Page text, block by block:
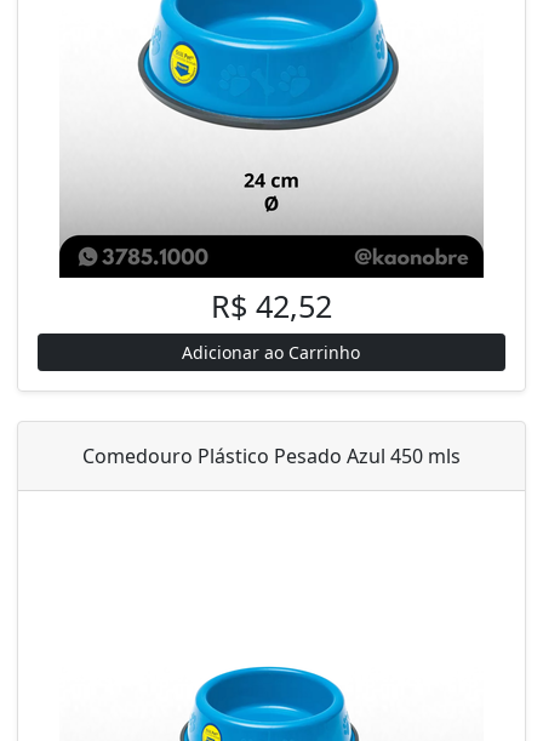
R$ 42,52
Adicionar ao Carrinho
Comedouro Plástico Pesado Azul 450 mls